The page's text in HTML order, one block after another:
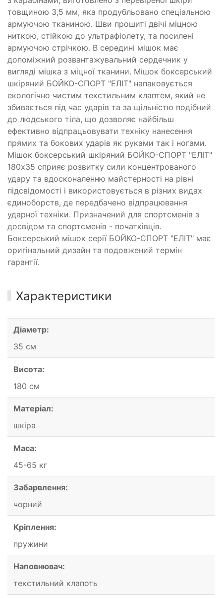
товщиною 3,5 мм, яка продубльовано спеціальною
армуючою тканиною. Шви прошиті двічі міцною
ниткою, стійкою до ультрафіолету, та посилені
армуючою стрічкою. В середині мішок має
допоміжний розвантажувальний сердечник у
вигляді мішка з міцної тканини. Мішок боксерський
шкіряний БОЙКО-СПОРТ "ЕЛІТ" напаковується
екологічно чистим текстильним клаптем, який не
збивається під час ударів та за щільністю подібний
до людського тіла, що дозволяє найбільш
ефективно відпрацьовувати техніку нанесення
прямих та бокових ударів як руками так і ногами.
Мішок боксерський шкіряний БОЙКО-СПОРТ "ЕЛІТ"
180х35 сприяє розвитку сили концентрованого
удару та вдосконаленню майстерності на рівні
підсвідомості і використовується в різних видах
єдиноборств, де передбачено відпрацювання
ударної техніки. Призначений для спортсменів з
досвідом та спортсменів - початківців.
Боксерський мішок серії БОЙКО-СПОРТ "ЕЛІТ" має
оригінальний дизайн та подовжений термін
гарантії.
Характеристики
Діаметр:
35 см
Висота:
180 см
Матеріал:
шкіра
Маса:
45-65 кг
Забарвлення:
чорний
Кріплення:
пружини
Наповнювач:
текстильний клапоть